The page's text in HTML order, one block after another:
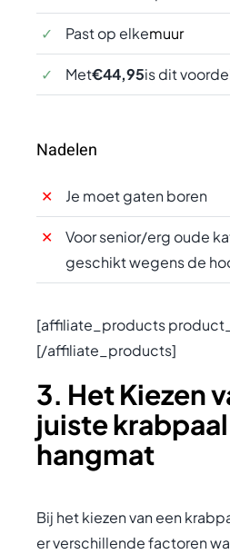
Past op elkemuur
Met€44,95is dit
Nadelen
Je moet gaten boren
Voor senior/erg oude
geschikt wegens de
[affiliate_products
[/affiliate_products]
3. Het Kiezen
juiste
hangmat
Bij het kiezen van een
er verschillende factoren